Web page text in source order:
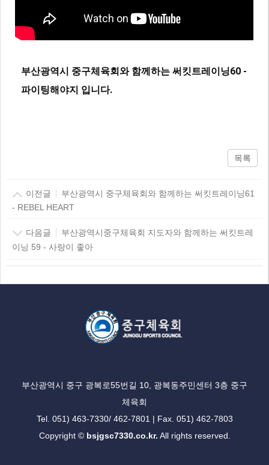
부산광역시 중구체육회와 함께하는 써킷트레이닝60 -
파이팅해야지 입니다.
목록
이전글
부산광역시 중구체육회와 함께하는 써킷트레이닝61
- REBEL HEART
다음글
부산광역시중구체육회 지도자와 함께하는 써킷트레
이닝 59 - 사랑이 좋아
부산광역시 중구 광복로55번길 10, 광복동주민센터 3층 중구
체육회
Tel. 051) 463-7330/ 462-7801 | Fax. 051) 462-7803
Copyright © bsjgsc7330.co.kr. All rights reserved.